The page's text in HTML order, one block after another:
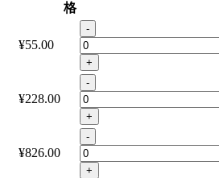
格
¥55.00
-
+
¥228.00
-
+
¥826.00
-
+